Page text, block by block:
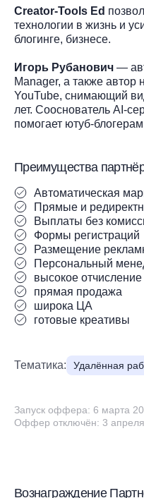
Creator-Tools Ed
технологии в жизнь и
блогинге, бизнесе.
Игорь Рубанович —
Manager, а также автор
YouTube, снимающий
лет. Сооснователь AI-
помогает ютуб-
Преимущества
Автоматическая
Прямые и
Выплаты без
Формы регистраций
Размещение
Персональный
высокое отчисление
прямая продажа
широка ЦА
готовые креативы
Тематика: Удалённая
Запуск оффера: 6 марта
Оффер отключён: 3 апреля
Вознаграждение